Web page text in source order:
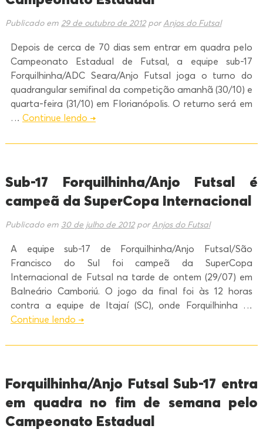
Publicado em 29 de outubro de 2012 por Anjos do Futsal
Depois de cerca de 70 dias sem entrar em quadra pelo
Campeonato Estadual de Futsal, a equipe sub-17
Forquilhinha/ADC Seara/Anjo Futsal joga o turno do
quadrangular semifinal da competição amanhã (30/10) e
quarta-feira (31/10) em Florianópolis. O returno será em
… Continue lendo →
Sub-17 Forquilhinha/Anjo Futsal é
campeã da SuperCopa Internacional
Publicado em 30 de julho de 2012 por Anjos do Futsal
A equipe sub-17 de Forquilhinha/Anjo Futsal/São
Francisco do Sul foi campeã da SuperCopa
Internacional de Futsal na tarde de ontem (29/07) em
Balneário Camboriú. O jogo da final foi às 12 horas
contra a equipe de Itajaí (SC), onde Forquilhinha …
Continue lendo →
Forquilhinha/Anjo Futsal Sub-17 entra
em quadra no fim de semana pelo
Campeonato Estadual